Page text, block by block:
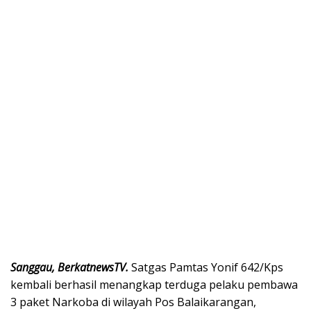
Sanggau, BerkatnewsTV. Satgas Pamtas Yonif 642/Kps
kembali berhasil menangkap terduga pelaku pembawa
3 paket Narkoba di wilayah Pos Balaikarangan,